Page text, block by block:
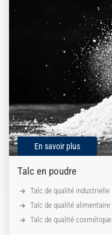
En savoir plus
Talc en poudre
Talc de qualité industrielle
Talc de qualité alimentaire
Talc de qualité cosmétique